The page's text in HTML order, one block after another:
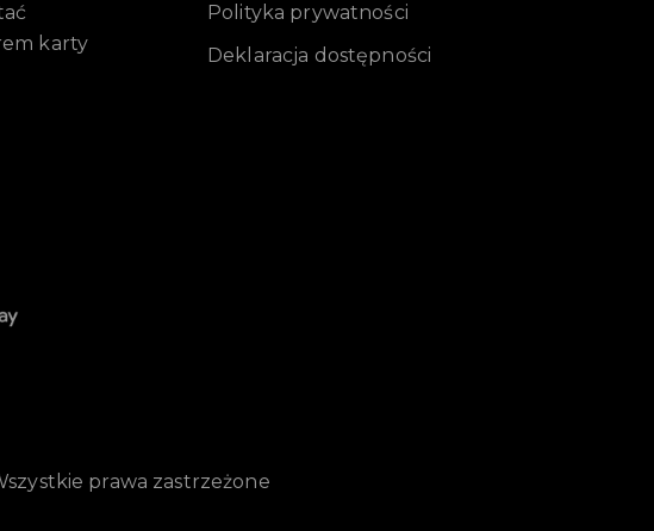
karty
Polityka prywatności
Deklaracja dostępności
prawa zastrzeżone